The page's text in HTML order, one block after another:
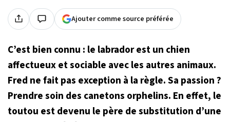
Ajouter comme source préférée
C’est bien connu : le labrador est un chien
affectueux et sociable avec les autres animaux.
Fred ne fait pas exception à la règle. Sa passion ?
Prendre soin des canetons orphelins. En effet, le
toutou est devenu le père de substitution d’une